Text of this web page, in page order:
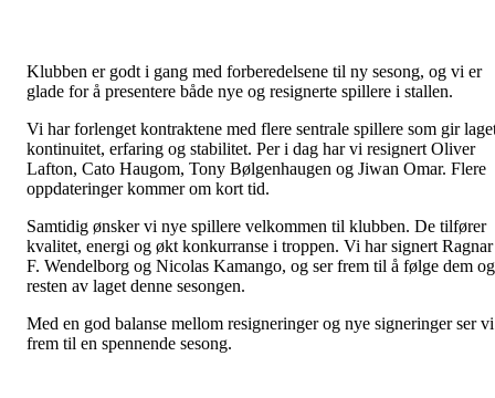
Klubben er godt i gang med forberedelsene til ny sesong, og vi er
glade for å presentere både nye og resignerte spillere i stallen.
Vi har forlenget kontraktene med flere sentrale spillere som gir
kontinuitet, erfaring og stabilitet. Per i dag har vi resignert Oliver
Lafton, Cato Haugom, Tony Bølgenhaugen og Jiwan Omar. Flere
oppdateringer kommer om kort tid.
Samtidig ønsker vi nye spillere velkommen til klubben. De tilfører
kvalitet, energi og økt konkurranse i troppen. Vi har signert Ragnar
F. Wendelborg og Nicolas Kamango, og ser frem til å følge dem og
resten av laget denne sesongen.
Med en god balanse mellom resigneringer og nye signeringer ser vi
frem til en spennende sesong.